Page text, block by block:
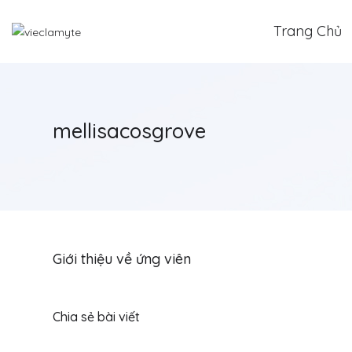
Trang Chủ
mellisacosgrove
Giới thiệu về ứng viên
Chia sẻ bài viết